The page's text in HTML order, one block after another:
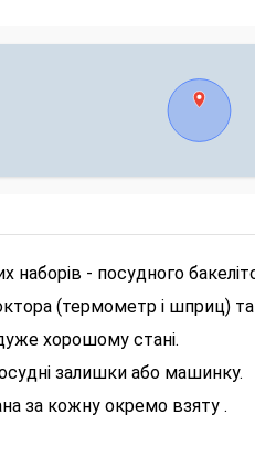
- посудного
(термометр і шприц)
хорошому стані.
залишки або машинку.
за кожну окремо взяту .